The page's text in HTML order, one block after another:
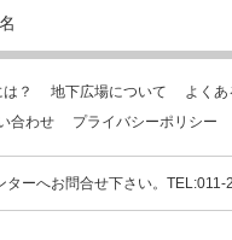
？ 地下広場について
よく
合わせ プライバシーポリシー
ーへお問合せ下さい。